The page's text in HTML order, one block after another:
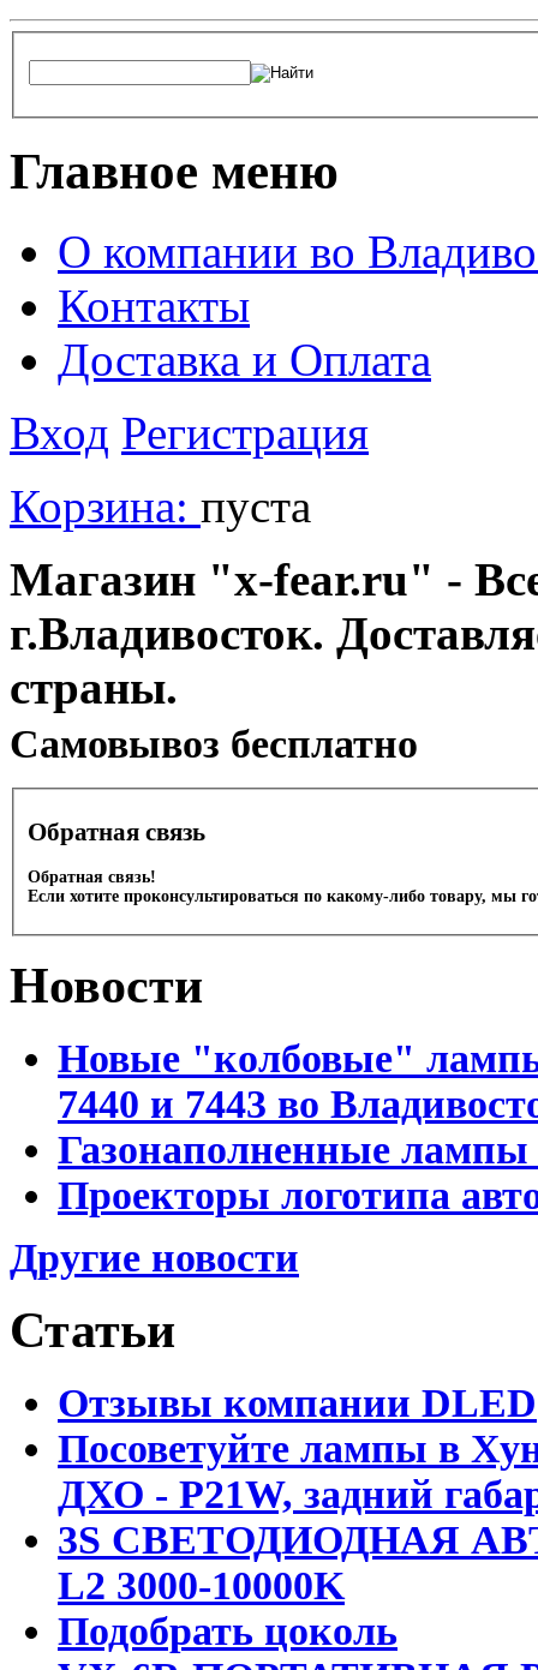
Главное меню
О компании во
Контакты
Доставка и Оплата
Вход Регистрация
Корзина: пуста
Магазин "x-fear.ru" -
г.Владивосток.
страны.
Cамовывоз бесплатно
Обратная связь
Обратная связь!
Если хотите проконсультироваться по какому-либо товару, мы
Новости
Новые "колбовые"
7440 и 7443 во
Газонаполненные лампы
Проекторы логотипа
Другие новости
Статьи
Отзывы компании DLED
Посоветуйте лампы в
ДХО - P21W, задний
3S СВЕТОДИОДНАЯ
L2 3000-10000K
Подобрать цоколь